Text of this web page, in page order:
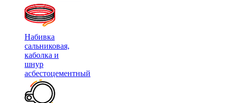
Набивка
сальниковая,
каболка и
шнур
асбестоцементный